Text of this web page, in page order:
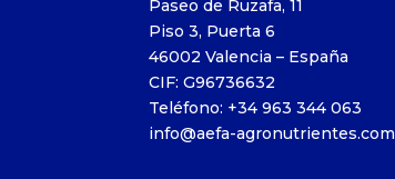
Paseo de Ruzafa, 11
Piso 3, Puerta 6
46002 Valencia – España
CIF: G96736632
Teléfono: +34 963 344 063
info@aefa-agronutrientes.com